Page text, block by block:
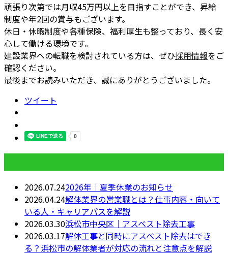
頑張り次第では月収45万円以上を目指すことができ、昇給
制度や年2回の賞与もございます。
休日・休暇制度や各種保険、福利厚生も整っており、長く安
心して働ける環境です。
建設業界への転職を検討されている方は、ぜひ採用情報をご
確認ください。
最後までお読みいただき、誠にありがとうございました。
ツイート
2026.07.242026年｜夏季休業のお知らせ
2026.04.24解体業界の営業職とは？仕事内容・向いて
いる人・キャリアパスを解説
2026.03.30浜松市中央区｜アスベスト除去工事
2026.03.17解体工事と同時にアスベスト除去はでき
る？浜松市の解体業者が対応の流れと注意点を解説